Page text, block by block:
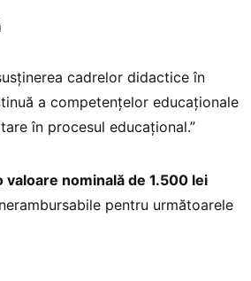
cadrelor didactice în
a competențelor educaționale
în procesul educațional.”
nominală de 1.500 lei
pentru următoarele